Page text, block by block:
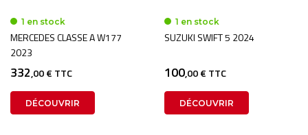
1 en stock
MERCEDES CLASSE A W177
2023
332,00 € TTC
DÉCOUVRIR
1 en stock
SUZUKI SWIFT 5 2024
100,00 € TTC
DÉCOUVRIR